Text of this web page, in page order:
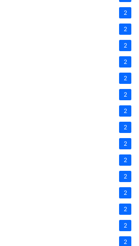
2
2
2
2
2
2
2
2
2
2
2
2
2
2
2